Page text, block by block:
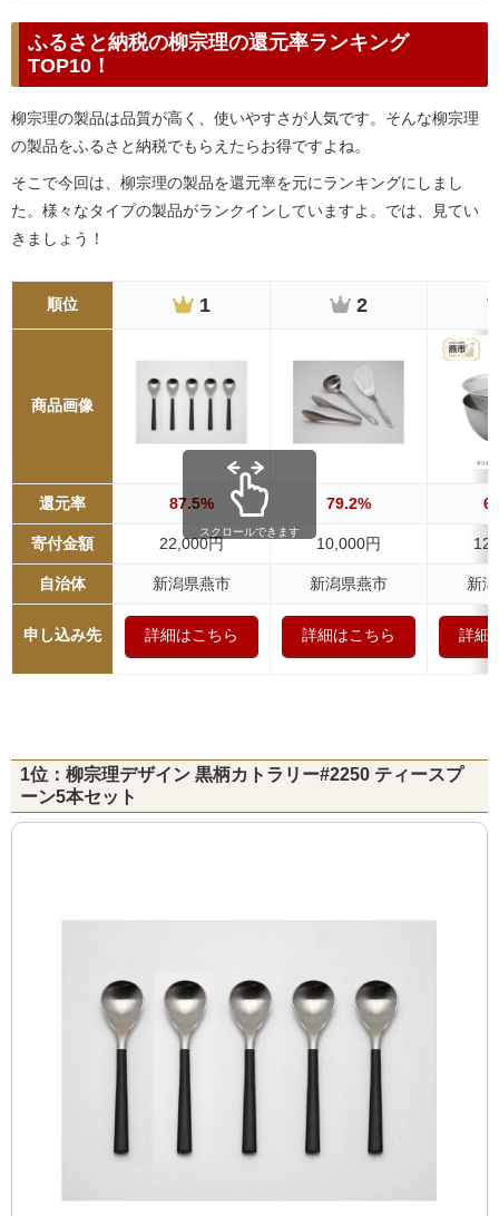
ふるさと納税の柳宗理の還元率ランキング
TOP10！
柳宗理の製品は品質が高く、使いやすさが人気です。そんな柳宗理
の製品をふるさと納税でもらえたらお得ですよね。
そこで今回は、柳宗理の製品を還元率を元にランキングにしまし
た。様々なタイプの製品がランクインしていますよ。では、見てい
きましょう！
順位 1 2
商品画像
還元率 87.5% 79.2%
寄付金額 22,000円 10,000円
自治体 新潟県燕市 新潟県燕市 新
申し込み先 詳細はこちら 詳細はこちら 詳細
スクロールできます
1位：柳宗理デザイン 黒柄カトラリー#2250 ティースプ
ーン5本セット